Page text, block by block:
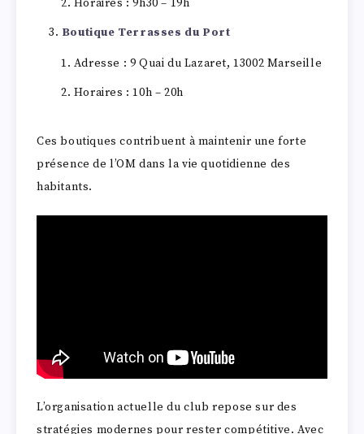
Horaires : 9h30 – 19h
Boutique Terrasses du Port
Adresse : 9 Quai du Lazaret, 13002 Marseille
Horaires : 10h – 20h
Ces boutiques contribuent à maintenir une forte
présence de l’OM dans la vie quotidienne des
habitants.
L’organisation actuelle du club repose sur des
stratégies modernes pour rester compétitive. Avec